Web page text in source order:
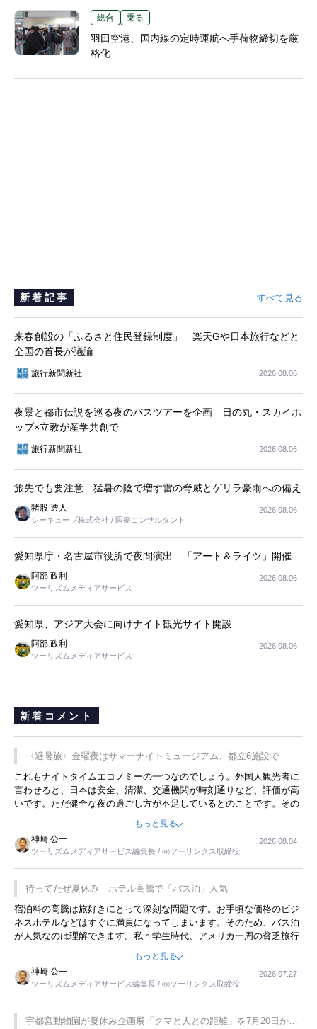
総合 乗る
羽田空港、国内線の定時運航へ手荷物締切を厳
格化
新着記事 すべて見る
来春創設の「ふるさと住民登録制度」 楽天Gや日本旅行などと
全国の首長が議論
旅行新聞新社 2026.08.06
夜景と都市伝説を巡る夜のバスツアーを企画 日の丸・スカイホ
ップ×立教が産学共創で
旅行新聞新社 2026.08.06
旅先でも要注意 猛暑の陰で増す雷の脅威とゲリラ豪雨への備え
猪股 透人
シーキューブ株式会社 / 医療コンサルタント
2026.08.06
愛知県庁・名古屋市役所で夜間演出 「アート＆ライツ」開催
阿部 政利
ツーリズムメディアサービス
2026.08.06
愛知県、アジア大会に向けナイト観光サイト開設
阿部 政利
ツーリズムメディアサービス
2026.08.06
新着コメント
〈避暑旅〉金曜夜はサマーナイトミュージアム、都立6施設で
これもナイトタイムエコノミーの一つなのでしょう。外国人観光者に
言わせると、日本は安全、清潔、交通機関が時刻通りなど、評価が高
いです。ただ健全な夜の過ごし方が不足しているとのことです。その
ような意味で、金曜夜にこのようなイベントが行われれば、日本人に
限らず外国人にとっても楽しみが増えるでしょうね。
もっと見る
神崎 公一
ツーリズムメディアサービス編集長 / ㈱ツーリンクス取締役
2026.08.04
待ってたぜ夏休み ホテル高騰で「バス泊」人気
宿泊料の高騰は旅好きにとって深刻な問題です。お手頃な価格のビジ
ネスホテルなどはすぐに満員になってしまいます。そのため、バス泊
が人気なのは理解できます。私ｈ学生時代、アメリカ一周の貧乏旅行
をした時は、移動はグレイハウンドバスでした。夕方から夜の便を利
用してホテル代を浮かせていました。ただし、若いからできたことで
す。若い人が夜行バスで京都に行った、青森に行ったと聞くと、疲れ
が残らないのかなと思ってしまいます。
もっと見る
神崎 公一
ツーリズムメディアサービス編集長 / ㈱ツーリンクス取締役
2026.07.27
宇都宮動物園が夏休み企画展「クマと人との距離」を7月20日から